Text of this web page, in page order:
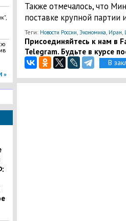
»
Также отмечалось, что
поставке крупной партии
Теги: Новости России, Экономика, Иран,
Присоединяйтесь к нам в
Telegram. Будьте в курсе
В